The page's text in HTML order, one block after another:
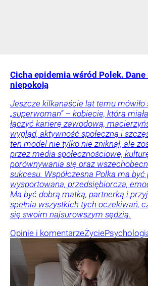
Cicha epidemia wśród Polek. Dane
niepokoją
Jeszcze kilkanaście lat temu mówiło
„superwoman” – kobiecie, która
łączyć karierę zawodową,
wygląd, aktywność społeczną i
ten model nie tylko nie zniknął, ale
przez media społecznościowe,
porównywania się oraz
sukcesu. Współczesna Polka ma być
wysportowana, przedsiębiorcza,
Ma być dobrą matką, partnerką i
spełnia wszystkich tych oczekiwań,
się swoim najsurowszym sędzią.
Opinie i komentarzeŻycie